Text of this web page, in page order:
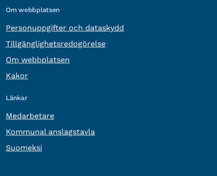
Om webbplatsen
Personuppgifter och dataskydd
Tillgänglighetsredogörelse
Om webbplatsen
Kakor
Länkar
Medarbetare
Kommunal anslagstavla
Suomeksi